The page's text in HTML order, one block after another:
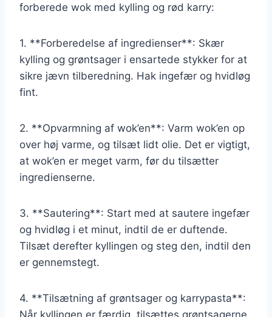
forberede wok med kylling og rød karry:
1. **Forberedelse af ingredienser**: Skær
kylling og grøntsager i ensartede stykker for at
sikre jævn tilberedning. Hak ingefær og hvidløg
fint.
2. **Opvarmning af wok’en**: Varm wok’en op
over høj varme, og tilsæt lidt olie. Det er vigtigt,
at wok’en er meget varm, før du tilsætter
ingredienserne.
3. **Sautering**: Start med at sautere ingefær
og hvidløg i et minut, indtil de er duftende.
Tilsæt derefter kyllingen og steg den, indtil den
er gennemstegt.
4. **Tilsætning af grøntsager og karrypasta**:
Når kyllingen er færdig, tilsættes grøntsagerne